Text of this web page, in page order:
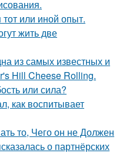
или иной опыт.
жить две
из самых известных и
Hill Cheese Rolling.
или сила?
как воспитывает
то, Чего он не Должен
о партнёрских